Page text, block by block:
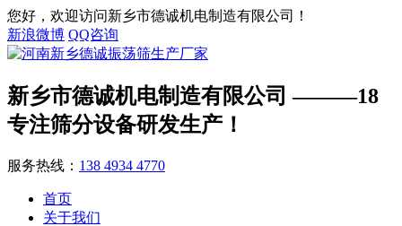
您好，欢迎访问新乡市德诚机电制造有限公司！
新浪微博 QQ咨询
新乡市德诚机电制造有限公司 ———18
专注筛分设备研发生产！
服务热线： 138 4934 4770
首页
关于我们